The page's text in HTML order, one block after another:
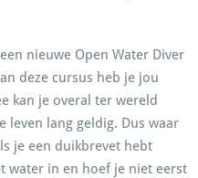
nieuwe Open Water Diver
deze cursus heb je jou
kan je overal ter wereld
leven lang geldig. Dus waar
je een duikbrevet hebt
water in en hoef je niet eerst